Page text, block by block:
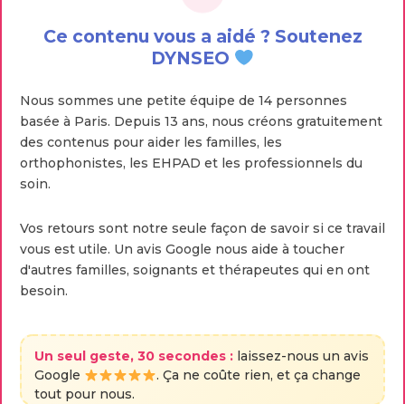
Ce contenu vous a aidé ? Soutenez
DYNSEO
Nous sommes une petite équipe de 14 personnes
basée à Paris. Depuis 13 ans, nous créons gratuitement
des contenus pour aider les familles, les
orthophonistes, les EHPAD et les professionnels du
soin.
Vos retours sont notre seule façon de savoir si ce travail
vous est utile. Un avis Google nous aide à toucher
d'autres familles, soignants et thérapeutes qui en ont
besoin.
Un seul geste, 30 secondes : laissez-nous un avis
Google
. Ça ne coûte rien, et ça change
tout pour nous.